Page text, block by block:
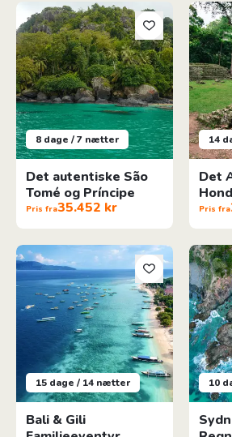
8 dage / 7 nætter
Det autentiske São
Tomé og Príncipe
Pris fra35.452 kr
Det autentiske São Tomé og Príncipe
14
Det
Pris fra
Det
15 dage / 14 nætter
Bali & Gili
Bali & Gili Familieeventyr
10